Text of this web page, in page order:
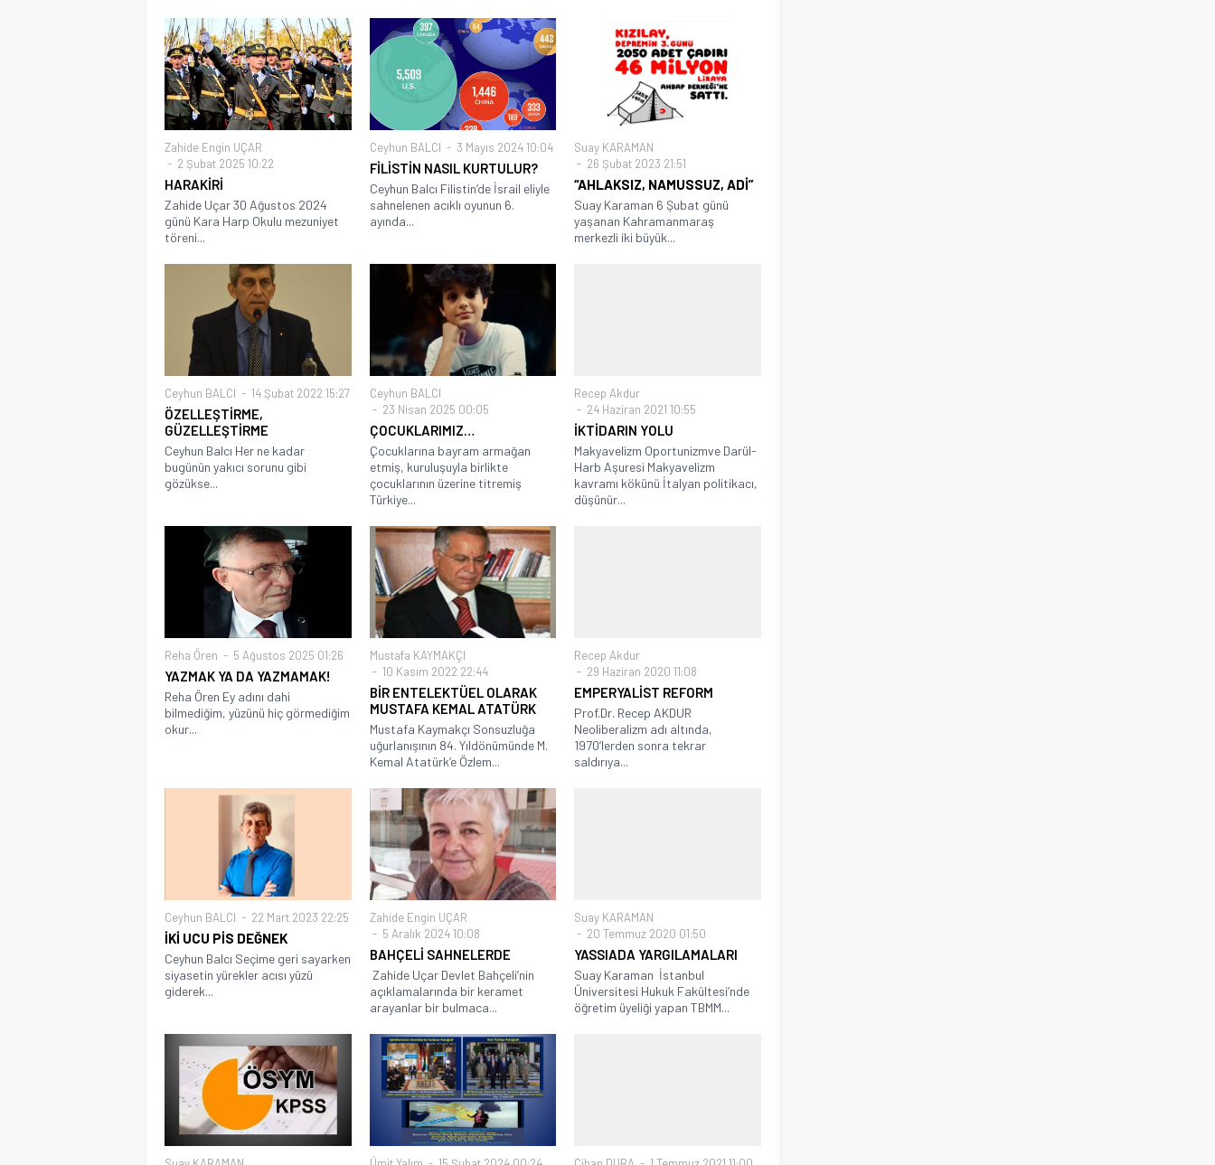
Zahide Engin UÇAR
2 Şubat 2025 10:22
HARAKİRİ
Zahide Uçar 30 Ağustos 2024
günü Kara Harp Okulu mezuniyet
töreni...
Ceyhun BALCI 3 Mayıs 2024 10:04
FİLİSTİN NASIL KURTULUR?
Ceyhun Balcı Filistin’de İsrail eliyle
sahnelenen acıklı oyunun 6.
ayında...
Suay KARAMAN
26 Şubat 2023 21:51
“AHLAKSIZ, NAMUSSUZ, ADİ”
Suay Karaman 6 Şubat günü
yaşanan Kahramanmaraş
merkezli iki büyük...
Ceyhun BALCI 14 Şubat 2022 15:27
ÖZELLEŞTİRME,
GÜZELLEŞTİRME
Ceyhun Balcı Her ne kadar
bugünün yakıcı sorunu gibi
gözükse...
Ceyhun BALCI
23 Nisan 2025 00:05
ÇOCUKLARIMIZ…
Çocuklarına bayram armağan
etmiş, kuruluşuyla birlikte
çocuklarının üzerine titremiş
Türkiye...
Recep Akdur
24 Haziran 2021 10:55
İKTİDARIN YOLU
Makyavelizm Oportunizmve Darül-
Harb Aşuresi Makyavelizm
kavramı kökünü İtalyan politikacı,
düşünür...
Reha Ören 5 Ağustos 2025 01:26
YAZMAK YA DA YAZMAMAK!
Reha Ören Ey adını dahi
bilmediğim, yüzünü hiç görmediğim
okur...
Mustafa KAYMAKÇI
10 Kasım 2022 22:44
BİR ENTELEKTÜEL OLARAK
MUSTAFA KEMAL ATATÜRK
Mustafa Kaymakçı Sonsuzluğa
uğurlanışının 84. Yıldönümünde M.
Kemal Atatürk’e Özlem...
Recep Akdur
29 Haziran 2020 11:08
EMPERYALİST REFORM
Prof.Dr. Recep AKDUR
Neoliberalizm adı altında,
1970’lerden sonra tekrar
saldırıya...
Ceyhun BALCI 22 Mart 2023 22:25
İKİ UCU PİS DEĞNEK
Ceyhun Balcı Seçime geri sayarken
siyasetin yürekler acısı yüzü
giderek...
Zahide Engin UÇAR
5 Aralık 2024 10:08
BAHÇELİ SAHNELERDE
Zahide Uçar Devlet Bahçeli’nin
açıklamalarında bir keramet
arayanlar bir bulmaca...
Suay KARAMAN
20 Temmuz 2020 01:50
YASSIADA YARGILAMALARI
Suay Karaman İstanbul
Üniversitesi Hukuk Fakültesi’nde
öğretim üyeliği yapan TBMM...